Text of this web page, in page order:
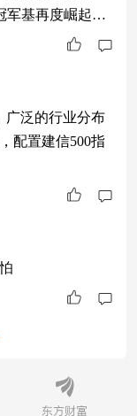
军基再度崛起，
过这波财富机
广泛的行业分布
配置建信500指